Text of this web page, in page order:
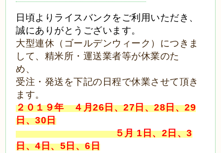
日頃よりライスバンクをご利用いただき、
誠にありがとうございます。
大型連休（ゴールデンウィーク）につきま
して、精米所・運送業者等が休業のた
め、
受注・発送を下記の日程で休業させて頂き
ます。
２０１９年 ４月26日、27日、28日、29
日、30日
５月 1日、2日、3
日、4日、5日、6日